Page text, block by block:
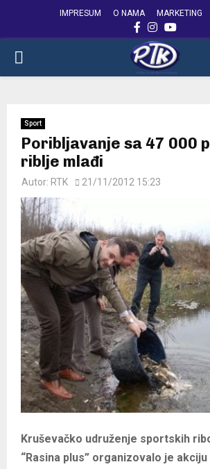
IMPRESUM O NAMA MARKETING
FACEBOOK
PRIMARY
Sport
Poribljavanje sa 47 000
riblje mlađi
Autor: RTK 21/11/2012 15:23
Kruševačko udruženje sportskih
“Rasina plus” organizovalo je